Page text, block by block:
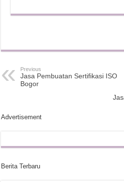
Previous
Jasa Pembuatan Sertifikasi ISO
Bogor
Advertisement
Berita Terbaru